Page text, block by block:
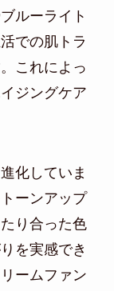
ルーライト
での肌トラ
これによっ
ジングケア
化していま
ーンアップ
り合った色
を実感でき
ームファン